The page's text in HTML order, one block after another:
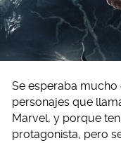
Se esperaba
personajes que
Marvel, y porque
protagonista, pero